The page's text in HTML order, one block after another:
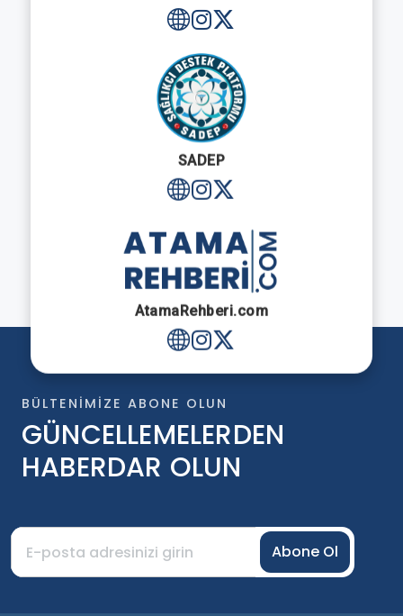
SADEP
AtamaRehberi.com
BÜLTENIMIZE ABONE OLUN
GÜNCELLEMELERDEN
HABERDAR OLUN
Abone Ol